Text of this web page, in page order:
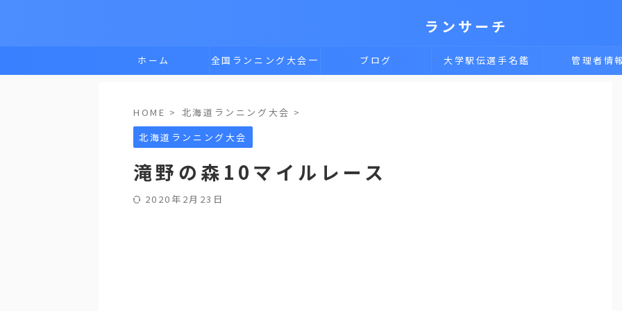
ランサーチ
ホーム 全国ランニング大会一 ブログ 大学駅伝選手名鑑 管理者情
HOME > 北海道ランニング大会 >
北海道ランニング大会
滝野の森10マイルレース
2020年2月23日